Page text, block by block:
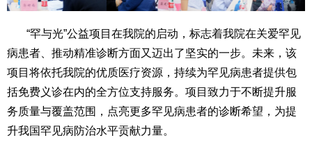
“罕与光”公益项目在我院的启动，标志着我院在关爱罕见
病患者、推动精准诊断方面又迈出了坚实的一步。未来，该
项目将依托我院的优质医疗资源，持续为罕见病患者提供包
括免费义诊在内的全方位支持服务。项目致力于不断提升服
务质量与覆盖范围，点亮更多罕见病患者的诊断希望，为提
升我国罕见病防治水平贡献力量。